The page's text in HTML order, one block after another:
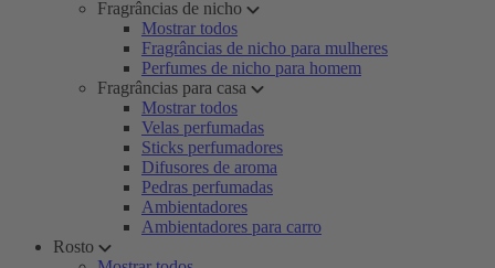
Fragrâncias de nicho
Mostrar todos
Fragrâncias de nicho para mulheres
Perfumes de nicho para homem
Fragrâncias para casa
Mostrar todos
Velas perfumadas
Sticks perfumadores
Difusores de aroma
Pedras perfumadas
Ambientadores
Ambientadores para carro
Rosto